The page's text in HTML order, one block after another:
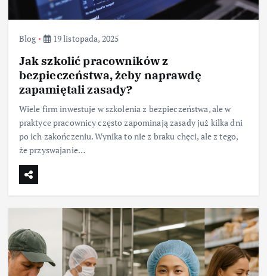
Blog 19 listopada, 2025
Jak szkolić pracowników z
bezpieczeństwa, żeby naprawdę
zapamiętali zasady?
Wiele firm inwestuje w szkolenia z bezpieczeństwa, ale w
praktyce pracownicy często zapominają zasady już kilka dni
po ich zakończeniu. Wynika to nie z braku chęci, ale z tego,
że przyswajanie…